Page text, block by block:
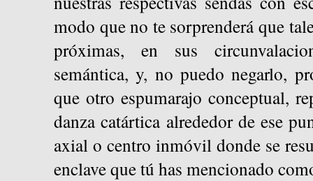
modo que no te sorprenderá que
próximas, en sus
semántica, y, no puedo negarlo,
que otro espumarajo conceptual,
danza catártica alrededor de ese
axial o centro inmóvil donde se
enclave que tú has mencionado